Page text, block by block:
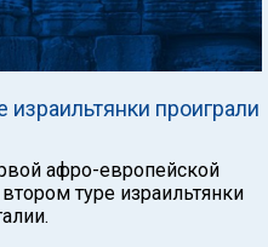
проиграли
афро-европейской
туре израильтянки